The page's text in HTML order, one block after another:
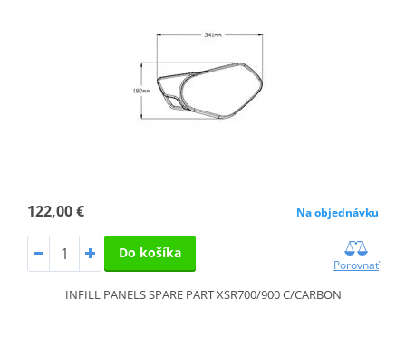
122,00 € Na objednávku
Do košíka
Porovnať
INFILL PANELS SPARE PART XSR700/900 C/CARBON